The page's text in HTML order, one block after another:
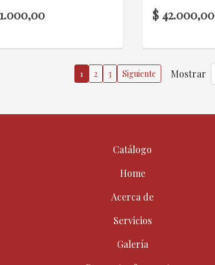
$ 42.000,00
1 2 3 Siguiente Mostrar
Catálogo
Home
Acerca de
Servicios
Galería